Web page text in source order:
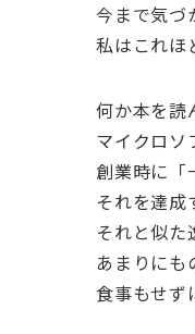
今まで気づ
私はこれほ
何か本を読
マイクロソ
創業時に「
それを達成
それと似た
あまりにも
食事もせず